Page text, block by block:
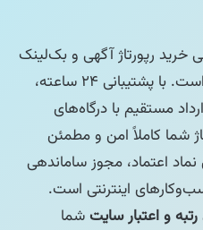
رپورتاژ آگهی و بک‌لینک
از معتبرترین سایت‌های ایرانی است. با پشتیبانی ۲۴ ساعته،
مستقیم با درگاه‌های
شما کاملاً امن و مطمئن
اعتماد، مجوز ساماندهی
اینترنتی است.
و اعتبار سایتشما